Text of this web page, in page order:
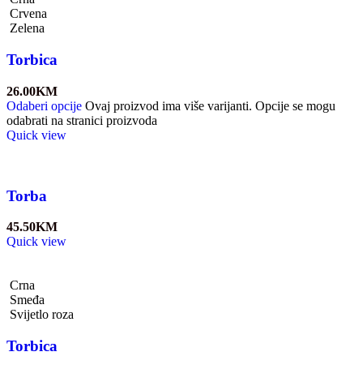
Crvena
Zelena
Torbica
26.00KM
Odaberi opcije Ovaj proizvod ima više varijanti. Opcije se mogu
odabrati na stranici proizvoda
Quick view
Torba
45.50KM
Quick view
Crna
Smeđa
Svijetlo roza
Torbica